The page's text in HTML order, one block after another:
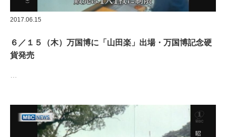
2017.06.15
６／１５（木）万国博に「山田楽」出場・万国博記念硬
貨発売